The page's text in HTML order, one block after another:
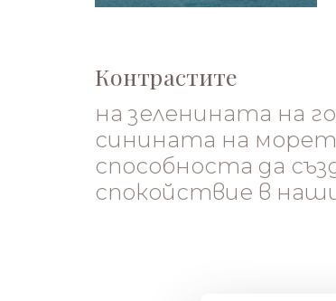
Контрастите
на зеленината на
синината на
способноста да
спокойствие в